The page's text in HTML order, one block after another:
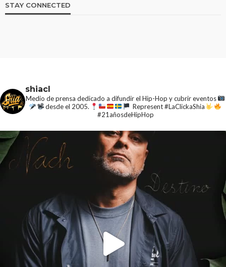
STAY CONNECTED
shiacl
Medio de prensa dedicado a difundir el Hip-Hop y cubrir eventos
desde el 2005.
Represent #LaClickaShia
#21añosdeHipHop